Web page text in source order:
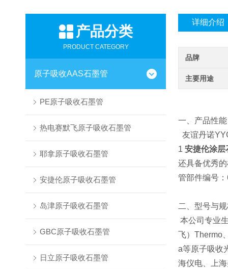
产品分类
PRODUCT CATEGORY
原子吸收AAS石墨管
PE原子吸收石墨管
热电赛默飞原子吸收石墨管
耶拿原子吸收石墨管
安捷伦原子吸收石墨管
岛津原子吸收石墨管
GBC原子吸收石墨管
日立原子吸收石墨管
详细介绍
品牌
主要用途
一、产品性
友谊丹诺
1 安捷伦涂层
还具备优秀
管部件编号
二、型号与
本公司专业
飞）Thermo
a等原子吸收
海仪电、上